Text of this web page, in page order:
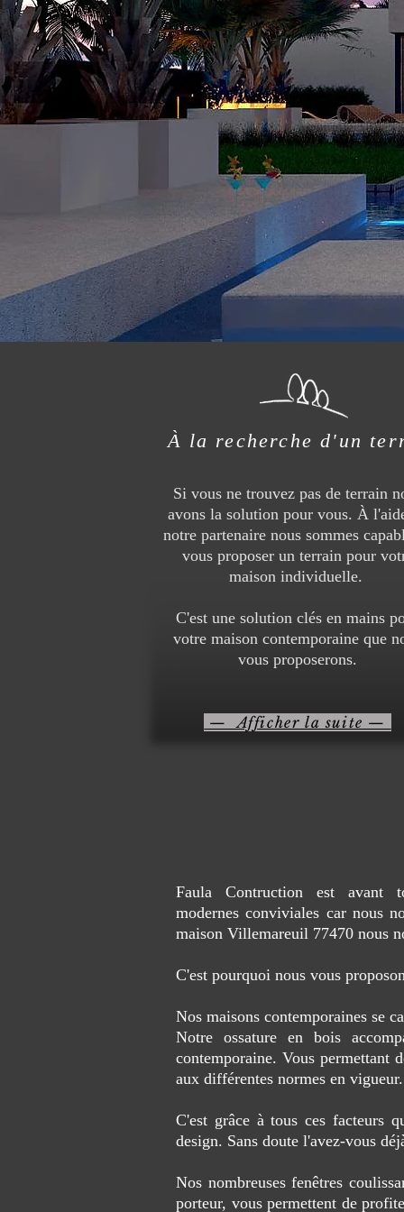
À la recherche d'un
Si vous ne trouvez pas de terrain
avons la solution pour vous. À
notre partenaire nous sommes
vous proposer un terrain pour
maison individuelle.
C'est une solution clés en mains
votre maison contemporaine que
vous proposerons.
— Afficher la suite —
Faula Contruction est avant
modernes conviviales car nous
maison Villemareuil 77470 nous
C'est pourquoi nous vous
Nos maisons contemporaines se
Notre ossature en bois
contemporaine. Vous permettant
aux différentes normes en vigueur.
C'est grâce à tous ces facteurs
design. Sans doute l'avez-vous
Nos nombreuses fenêtres
porteur, vous permettent de